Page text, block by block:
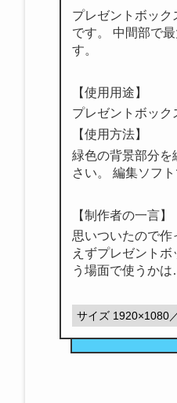
プレゼントボッ
です。 中間部で
す。
【使用用途】
プレゼントボック
【使用方法】
緑色の背景部分を
さい。 編集ソフ
【制作者の一言】
思いついたので
えずプレゼント
う場面で使うか
サイズ 1920×1080